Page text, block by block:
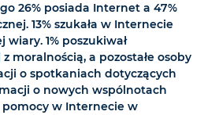
26% posiada Internet a 47%
13% szukała w Internecie
1% poszukiwał
moralnością, a pozostałe osoby
o spotkaniach dotyczących
o nowych wspólnotach
pomocy w Internecie w